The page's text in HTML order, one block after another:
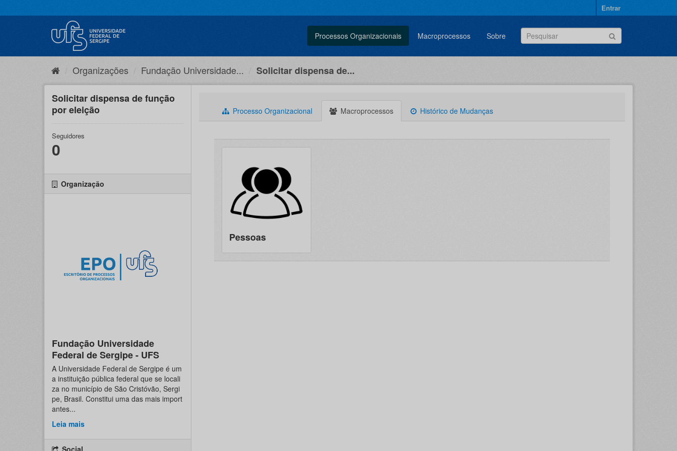
para
Entrar
Processos Organizacionais Macroprocessos Sobre
Organizações Fundação Universidade... Solicitar dispensa de...
Solicitar dispensa de função
por eleição
Seguidores
0
Organização
Fundação Universidade
Federal de Sergipe - UFS
A Universidade Federal de Sergipe é um
a instituição pública federal que se locali
za no município de São Cristóvão, Sergi
pe, Brasil. Constitui uma das mais import
antes...
Leia mais
Processo Organizacional Macroprocessos Histórico de Mudanças
Pessoas